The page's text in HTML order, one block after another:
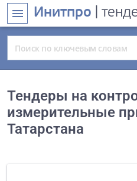
menu Инитпро |
Тендеры на
измерительные
Татарстана